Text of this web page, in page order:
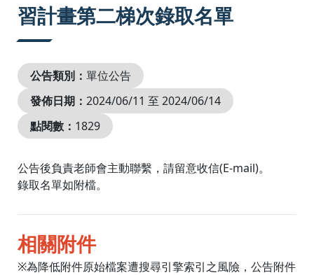
習計畫第二梯次錄取名單
公告類別： 單位公告
發佈日期： 2024/06/11 至 2024/06/14
點閱數： 1829
公告後負責老師會主動聯繫，請留意收信(E-mail)。
錄取名單如附檔。
相關附件
※為降低附件原始檔案遭搜尋引擎索引之風險，公告附件